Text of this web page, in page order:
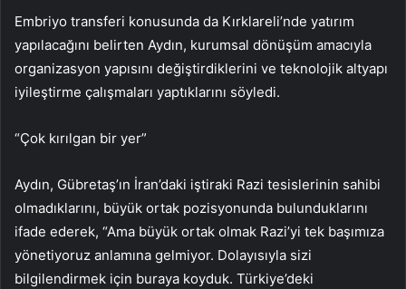
Embriyo transferi konusunda da Kırklareli’nde yatırım
yapılacağını belirten Aydın, kurumsal dönüşüm amacıyla
organizasyon yapısını değiştirdiklerini ve teknolojik altyapı
iyileştirme çalışmaları yaptıklarını söyledi.
“Çok kırılgan bir yer”
Aydın, Gübretaş’ın İran’daki iştiraki Razi tesislerinin sahibi
olmadıklarını, büyük ortak pozisyonunda bulunduklarını
ifade ederek, “Ama büyük ortak olmak Razi’yi tek başımıza
yönetiyoruz anlamına gelmiyor. Dolayısıyla sizi
bilgilendirmek için buraya koyduk. Türkiye’deki